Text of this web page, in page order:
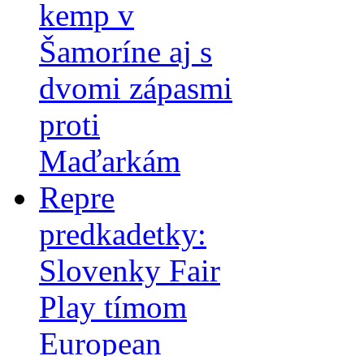
kemp v
Šamoríne aj s
dvomi zápasmi
proti
Maďarkám
Repre
predkadetky:
Slovenky Fair
Play tímom
European